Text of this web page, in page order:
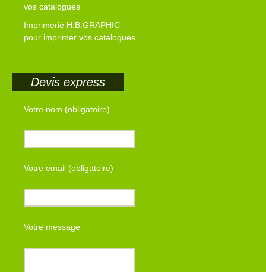
vos catalogues
Imprimerie H.B.GRAPHIC
pour imprimer vos catalogues
Devis express
Votre nom (obligatoire)
Votre email (obligatoire)
Votre message